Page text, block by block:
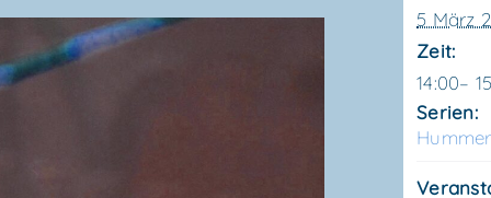
5 März
Zeit:
14:00–
Serien: